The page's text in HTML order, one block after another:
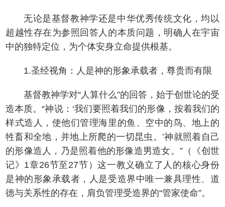
无论是基督教神学还是中华优秀传统文化，均以
超越性存在为参照回答人的本质问题，明确人在宇宙
中的独特定位，为个体安身立命提供根基。
1.圣经视角：人是神的形象承载者，尊贵而有限
基督教神学对“人算什么”的回答，始于创世论的受
造本质。“神说：‘我们要照着我们的形像，按着我们的
样式造人，使他们管理海里的鱼、空中的鸟、地上的
牲畜和全地，并地上所爬的一切昆虫。’神就照着自己
的形像造人，乃是照着他的形像造男造女。”（《创世
记》1章26节至27节）这一教义确立了人的核心身份
是神的形象承载者，人是受造界中唯一兼具理性、道
德与关系性的存在，肩负管理受造界的“管家使命”。